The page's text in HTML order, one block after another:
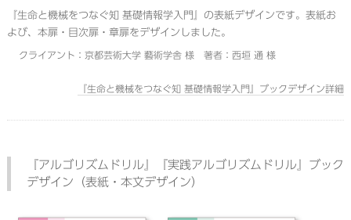
『生命と機械をつなぐ知 基礎情報学入門』の表紙デザインです。表紙お
よび、本扉・目次扉・章扉をデザインしました。
クライアント：京都芸術大学 藝術学舎 様 著者：西垣 通 様
『生命と機械をつなぐ知 基礎情報学入門』ブックデザイン詳細
『アルゴリズムドリル』『実践アルゴリズムドリル』ブック
デザイン（表紙・本文デザイン）